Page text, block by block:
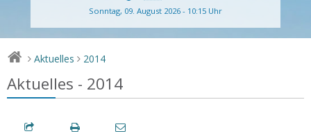
Sonntag, 09. August 2026 - 10:15 Uhr
> Aktuelles > 2014
Aktuelles - 2014